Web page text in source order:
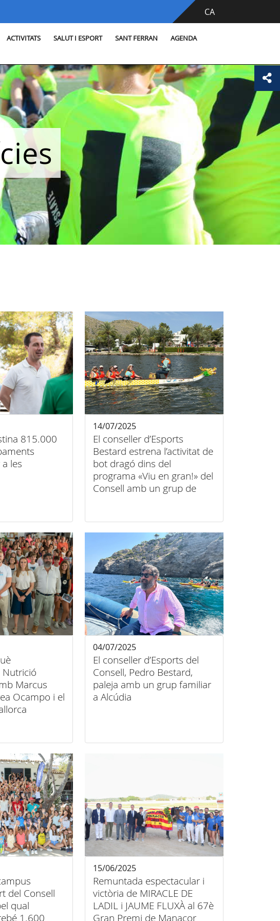
CA
ACTIVITATS SALUT I ESPORT SANT FERRAN AGENDA
815.000
les
El conseller d’Esports
Bestard estrena l’activitat de
bot dragó dins del
programa «Viu en gran!» del
Consell amb un grup de
14/07/2025
Nutrició
Marcus
Ocampo i el
El conseller d’Esports del
Consell, Pedro Bestard,
paleja amb un grup familiar
a Alcúdia
04/07/2025
del Consell
qual
1.600
Remuntada espectacular i
victòria de MIRACLE DE
LADIL i JAUME FLUXÀ al 67è
Gran Premi de Manacor
15/06/2025